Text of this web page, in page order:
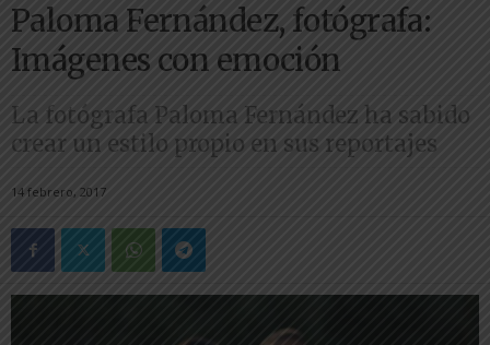
Paloma Fernández, fotógrafa:
Imágenes con emoción
La fotógrafa Paloma Fernández ha sabido
crear un estilo propio en sus reportajes
14 febrero, 2017